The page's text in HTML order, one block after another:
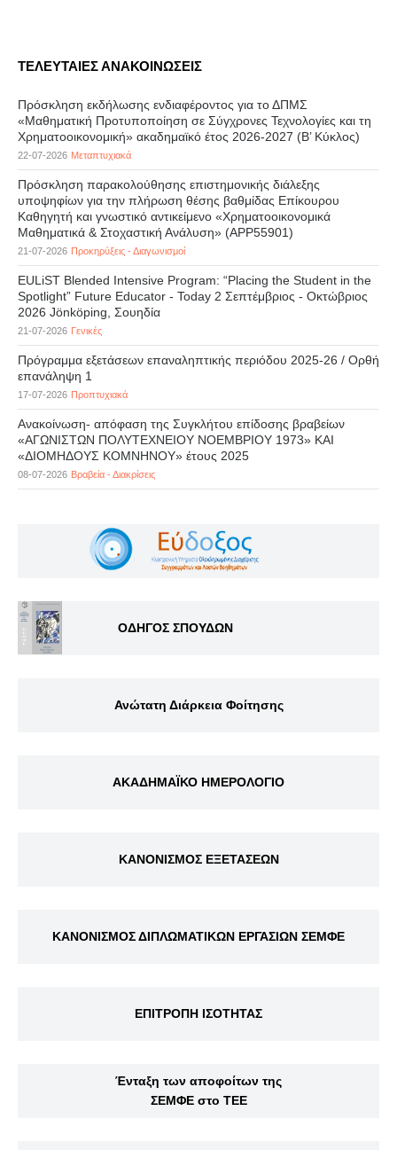
ΤΕΛΕΥΤΑΙΕΣ ΑΝΑΚΟΙΝΩΣΕΙΣ
Πρόσκληση εκδήλωσης ενδιαφέροντος για το ΔΠΜΣ
«Μαθηματική Προτυποποίηση σε Σύγχρονες Τεχνολογίες και τη
Χρηματοοικονομική» ακαδημαϊκό έτος 2026-2027 (B’ Kύκλος)
22-07-2026 Μεταπτυχιακά
Πρόσκληση παρακολούθησης επιστημονικής διάλεξης
υποψηφίων για την πλήρωση θέσης βαθμίδας Επίκουρου
Καθηγητή και γνωστικό αντικείμενο «Χρηματοοικονομικά
Μαθηματικά & Στοχαστική Ανάλυση» (APP55901)
21-07-2026 Προκηρύξεις - Διαγωνισμοί
EULiST Blended Intensive Program: “Placing the Student in the
Spotlight” Future Educator - Today 2 Σεπτέμβριος - Οκτώβριος
2026 Jönköping, Σουηδία
21-07-2026 Γενικές
Πρόγραμμα εξετάσεων επαναληπτικής περιόδου 2025-26 / Ορθή
επανάληψη 1
17-07-2026 Προπτυχιακά
Ανακοίνωση- απόφαση της Συγκλήτου επίδοσης βραβείων
«ΑΓΩΝΙΣΤΩΝ ΠΟΛΥΤΕΧΝΕΙΟΥ ΝΟΕΜΒΡΙΟΥ 1973» ΚΑΙ
«ΔΙΟΜΗΔΟΥΣ ΚΟΜΝΗΝΟΥ» έτους 2025
08-07-2026 Βραβεία - Διακρίσεις
ΟΔΗΓΟΣ ΣΠΟΥΔΩΝ
Ανώτατη Διάρκεια Φοίτησης
ΑΚΑΔΗΜΑΪΚΟ ΗΜΕΡΟΛΟΓΙΟ
ΚΑΝΟΝΙΣΜΟΣ ΕΞΕΤΑΣΕΩΝ
ΚΑΝΟΝΙΣΜΟΣ ΔΙΠΛΩΜΑΤΙΚΩΝ ΕΡΓΑΣΙΩΝ ΣΕΜΦΕ
ΕΠΙΤΡΟΠΗ ΙΣΟΤΗΤΑΣ
Ένταξη των αποφοίτων της
ΣΕΜΦΕ στο ΤΕΕ